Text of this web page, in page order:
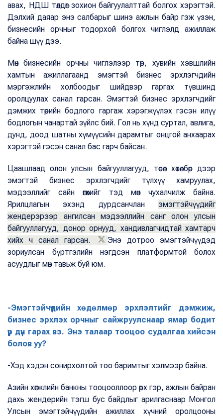
авах, НДШ төлдөг зохион байгуулалттай болгох хэрэгтэй.
Дэлхий даяар энэ салбарыг шинэ ажлын байр гэж үзэн,
бизнесийн орчныг тодорхой болгох чиглэлд ажиллаж
байна шүү дээ.
Мөн бизнесийн орчны чиглэлээр төр, хувийн хэвшлийн
хамтын ажиллагаанд эмэгтэй бизнес эрхлэгчдийн
мэргэжлийн холбоодыг шийдвэр гаргах түвшинд
оролцуулах санал гарсан. Эмэгтэй бизнес эрхлэгчдийг
дэмжих төрийн бодлого гаргаж хэрэгжүүлэх гэсэн илүү
бодлогын чанартай зүйлс бий. Гол нь хүнд суртал, авлига,
дунд, доод шатны хүмүүсийн дарамтыг онцгой анхаарах
хэрэгтэй гэсэн санал бас гарч байсан.
Цаашлаад олон улсын байгууллагууд, төсөл хөтөлбөр дээр
эмэгтэй бизнес эрхлэгчдийг түлхүү хамруулах,
мэдээллийг сайн өгөхийг тэд мөн чухалчилж байна.
Ярилцлагын эхэнд дурдсанчлан эмэгтэйчүүдийг
жендерэрээр ангилсан мэдээллийн санг олон улсын
байгууллагууд, донор орнууд, хандивлагчидтай хамтарч
хийх ч санал гарсан.
Энэ дотроо эмэгтэйчүүдэд
зориулсан бүртгэлийн нэгдсэн платформтой болох
асуудлыг мөн тавьж буй юм.
-Эмэгтэйчүүдийн хөдөлмөр эрхлэлтийг дэмжиж,
бизнес эрхлэх орчныг сайжруулснаар ямар бодит
үр дүн гарах вэ. Энэ талаар тооцоо судалгаа хийсэн
болов уу?
-Хэд хэдэн сонирхолтой тоо баримтыг хэлмээр байна.
Азийн хөгжлийн банкны тооцооллоор өрх гэр, ажлын байран
дахь жендерийн тэгш бус байдлыг арилгаснаар Монгол
Улсын эмэгтэйчүүдийн ажиллах хүчний оролцооны